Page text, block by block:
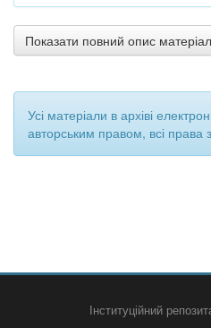
Показати повний опис
Усі матеріали в архіві
авторським правом, всі права
Інституційний